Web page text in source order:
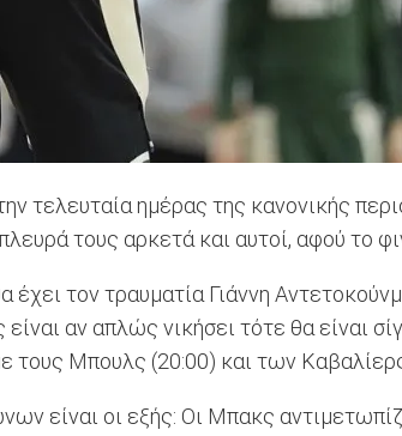
τελευταία ημέρας της κανονικής
τους αρκετά και αυτοί, αφού το
έχει τον τραυματία Γιάννη
είναι αν απλώς νικήσει τότε θα είναι
Μπουλς (20:00) και των
είναι οι εξής: Οι Μπακς